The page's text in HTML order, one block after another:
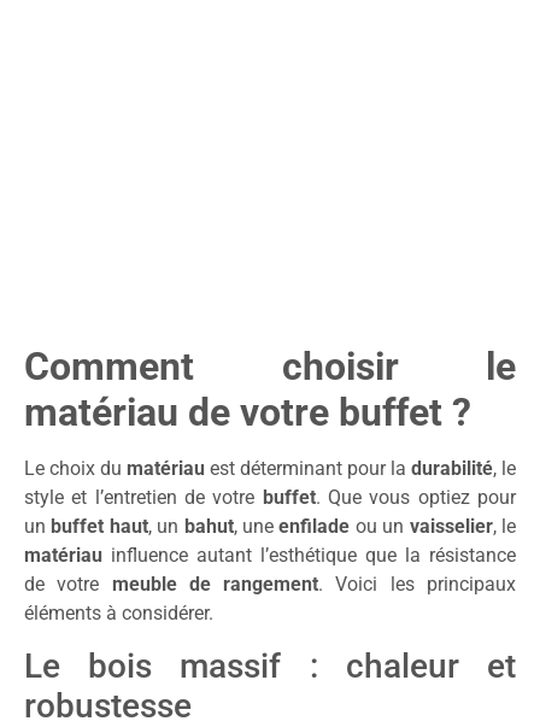
Comment choisir le
matériau de votre buffet ?
Le choix du matériau est déterminant pour la durabilité, le
style et l’entretien de votre buffet. Que vous optiez pour
un buffet haut, un bahut, uneenfilade ou un vaisselier, le
matériau influence autant l’esthétique que la résistance
de votre meuble de rangement. Voici les principaux
éléments à considérer.
Le bois massif : chaleur et
robustesse